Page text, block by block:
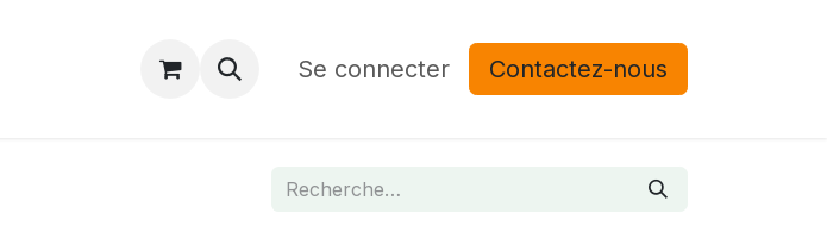
Contactez-nous Se connecter Contactez-nous